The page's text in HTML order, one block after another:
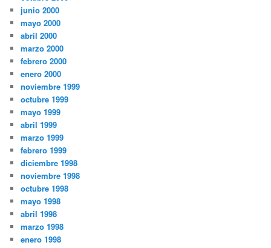
junio 2000
mayo 2000
abril 2000
marzo 2000
febrero 2000
enero 2000
noviembre 1999
octubre 1999
mayo 1999
abril 1999
marzo 1999
febrero 1999
diciembre 1998
noviembre 1998
octubre 1998
mayo 1998
abril 1998
marzo 1998
enero 1998